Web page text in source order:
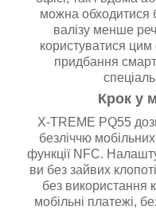
можна обходитися
валізу менше
користуватися
придбання
Крок у
X-TREME PQ55
безліччю
функції NFC.
ви без зайвих
без використання
мобільні платежі,